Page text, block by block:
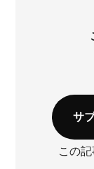
サ
この